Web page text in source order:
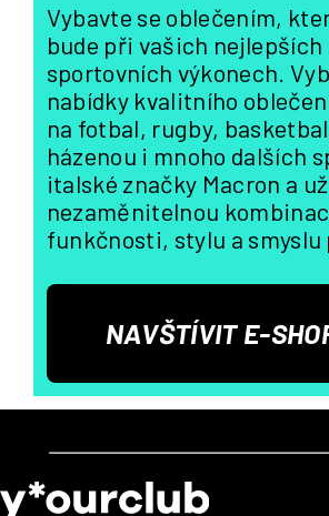
Vybavte se oblečením,
bude při vašich nejlepších
sportovních výkonech.
nabídky kvalitního
na fotbal, rugby,
házenou i mnoho dalších
italské značky Macron a
nezaměnitelnou
funkčnosti, stylu a smyslu
NAVŠTÍVIT E-
á